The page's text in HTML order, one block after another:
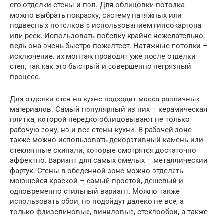
его отделки стены и пол. Для облицовки потолка
можно выбрать покраску, систему натяжных или
подвесных потолков с использованием гипсокартона
или реек. Использовать побелку крайне нежелательно,
ведь она очень быстро пожелтеет. Натяжные потолки –
исключение, их монтаж проводят уже после отделки
стен, так как это быстрый и совершенно негрязный
процесс.
Для отделки стен на кухне подходит масса различных
материалов. Самый популярный из них – керамическая
плитка, которой нередко облицовывают не только
рабочую зону, но и все стены кухни. В рабочей зоне
также можно использовать декоративный камень или
стеклянные скинали, которые смотрятся достаточно
эффектно. Вариант для самых смелых – металлический
фартук. Стены в обеденной зоне можно отделать
моющейся краской – самый простой, дешевый и
одновременно стильный вариант. Можно также
использовать обои, но подойдут далеко не все, а
только флизелиновые, виниловые, стеклообои, а также